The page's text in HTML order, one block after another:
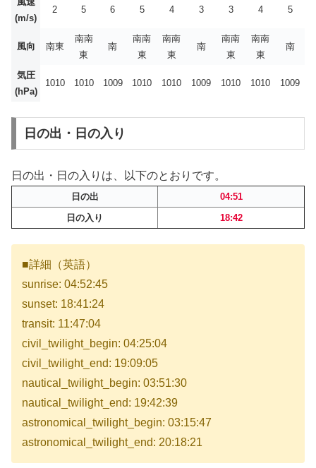
(m/s)
2 5 6 5 4 3 3 4 5
風向 南東
南南
東
南
南南
東
南南
東
南
南南
東
南南
東
南
気圧
(hPa)
1010 1010 1009 1010 1010 1009 1010 1010 1009
日の出・日の入り
日の出・日の入りは、以下のとおりです。
日の出
04:51
日の入り
18:42
■詳細（英語）
sunrise: 04:52:45
sunset: 18:41:24
transit: 11:47:04
civil_twilight_begin: 04:25:04
civil_twilight_end: 19:09:05
nautical_twilight_begin: 03:51:30
nautical_twilight_end: 19:42:39
astronomical_twilight_begin: 03:15:47
astronomical_twilight_end: 20:18:21